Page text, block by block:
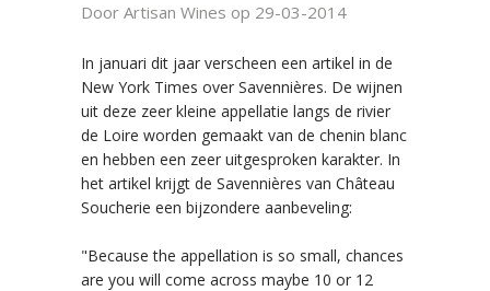
Door Artisan Wines op 29-03-2014
In januari dit jaar verscheen een artikel in de
New York Times over Savennières. De wijnen
uit deze zeer kleine appellatie langs de rivier
de Loire worden gemaakt van de chenin blanc
en hebben een zeer uitgesproken karakter. In
het artikel krijgt de Savennières van Château
Soucherie een bijzondere aanbeveling:
"Because the appellation is so small, chances
are you will come across maybe 10 or 12